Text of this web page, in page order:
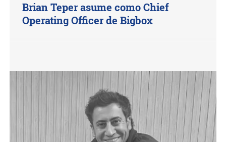
Brian Teper asume como Chief
Operating Officer de Bigbox